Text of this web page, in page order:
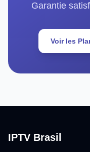
Garantie
Voir les
IPTV Brasil